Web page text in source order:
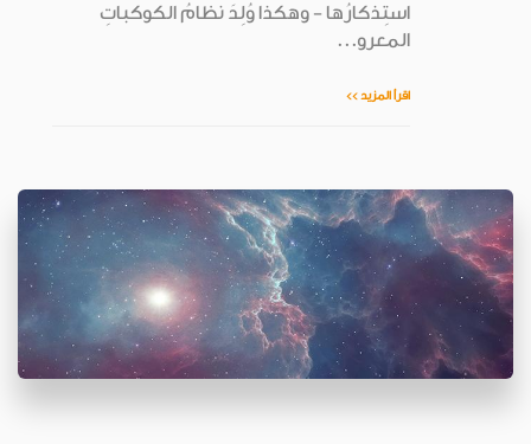
استِذكارُها - وهكذا وُلِدَ نظامُ الكوكباتِ
المعرو...
اقرأ المزيد >>